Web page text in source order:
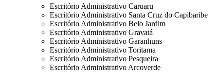
Escritório Administrativo Caruaru
Escritório Administrativo Santa Cruz do Capibaribe
Escritório Administrativo Belo Jardim
Escritório Administrativo Gravatá
Escritório Administrativo Garanhuns
Escritório Administrativo Toritama
Escritório Administrativo Pesqueira
Escritório Administrativo Arcoverde